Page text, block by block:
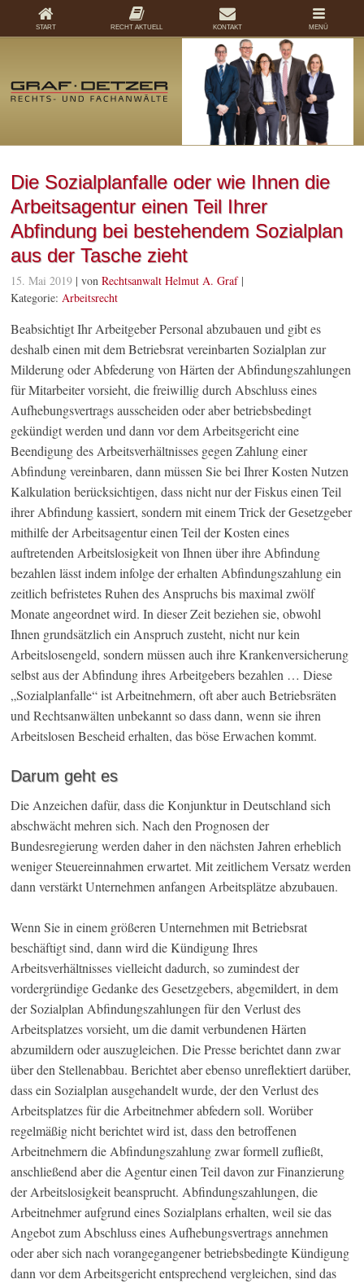
Die Sozialplanfalle oder wie Ihnen die
Arbeitsagentur einen Teil Ihrer
Abfindung bei bestehendem Sozialplan
aus der Tasche zieht
15. Mai 2019 | vonRechtsanwalt Helmut A. Graf|
Kategorie:Arbeitsrecht
Beabsichtigt Ihr Arbeitgeber Personal abzubauen und gibt es
deshalb einen mit dem Betriebsrat vereinbarten Sozialplan zur
Milderung oder Abfederung von Härten der Abfindungszahlungen
für Mitarbeiter vorsieht, die freiwillig durch Abschluss eines
Aufhebungsvertrags ausscheiden oder aber betriebsbedingt
gekündigt werden und dann vor dem Arbeitsgericht eine
Beendigung des Arbeitsverhältnisses gegen Zahlung einer
Abfindung vereinbaren, dann müssen Sie bei Ihrer Kosten Nutzen
Kalkulation berücksichtigen, dass nicht nur der Fiskus einen Teil
ihrer Abfindung kassiert, sondern mit einem Trick der Gesetzgeber
mithilfe der Arbeitsagentur einen Teil der Kosten eines
auftretenden Arbeitslosigkeit von Ihnen über ihre Abfindung
bezahlen lässt indem infolge der erhalten Abfindungszahlung ein
zeitlich befristetes Ruhen des Anspruchs bis maximal zwölf
Monate angeordnet wird. In dieser Zeit beziehen sie, obwohl
Ihnen grundsätzlich ein Anspruch zusteht, nicht nur kein
Arbeitslosengeld, sondern müssen auch ihre Krankenversicherung
selbst aus der Abfindung ihres Arbeitgebers bezahlen … Diese
„Sozialplanfalle“ ist Arbeitnehmern, oft aber auch Betriebsräten
und Rechtsanwälten unbekannt so dass dann, wenn sie ihren
Arbeitslosen Bescheid erhalten, das böse Erwachen kommt.
Darum geht es
Die Anzeichen dafür, dass die Konjunktur in Deutschland sich
abschwächt mehren sich. Nach den Prognosen der
Bundesregierung werden daher in den nächsten Jahren erheblich
weniger Steuereinnahmen erwartet. Mit zeitlichem Versatz werden
dann verstärkt Unternehmen anfangen Arbeitsplätze abzubauen.
Wenn Sie in einem größeren Unternehmen mit Betriebsrat
beschäftigt sind, dann wird die Kündigung Ihres
Arbeitsverhältnisses vielleicht dadurch, so zumindest der
vordergründige Gedanke des Gesetzgebers, abgemildert, in dem
der Sozialplan Abfindungszahlungen für den Verlust des
Arbeitsplatzes vorsieht, um die damit verbundenen Härten
abzumildern oder auszugleichen. Die Presse berichtet dann zwar
über den Stellenabbau. Berichtet aber ebenso unreflektiert darüber,
dass ein Sozialplan ausgehandelt wurde, der den Verlust des
Arbeitsplatzes für die Arbeitnehmer abfedern soll. Worüber
regelmäßig nicht berichtet wird ist, dass den betroffenen
Arbeitnehmern die Abfindungszahlung zwar formell zufließt,
anschließend aber die Agentur einen Teil davon zur Finanzierung
der Arbeitslosigkeit beansprucht. Abfindungszahlungen, die
Arbeitnehmer aufgrund eines Sozialplans erhalten, weil sie das
Angebot zum Abschluss eines Aufhebungsvertrags annehmen
oder aber sich nach vorangegangener betriebsbedingte Kündigung
dann vor dem Arbeitsgericht entsprechend vergleichen, sind das
START RECHT AKTUELL KONTAKT MENÜ